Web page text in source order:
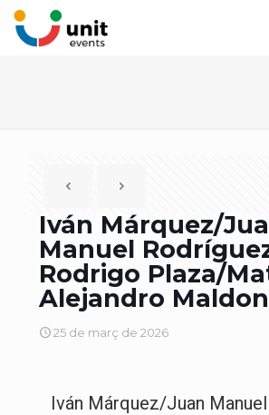
Iván Márquez/
Manuel
Rodrigo Plaza/
Alejandro
25 de març de 2026
Iván Márquez/Juan